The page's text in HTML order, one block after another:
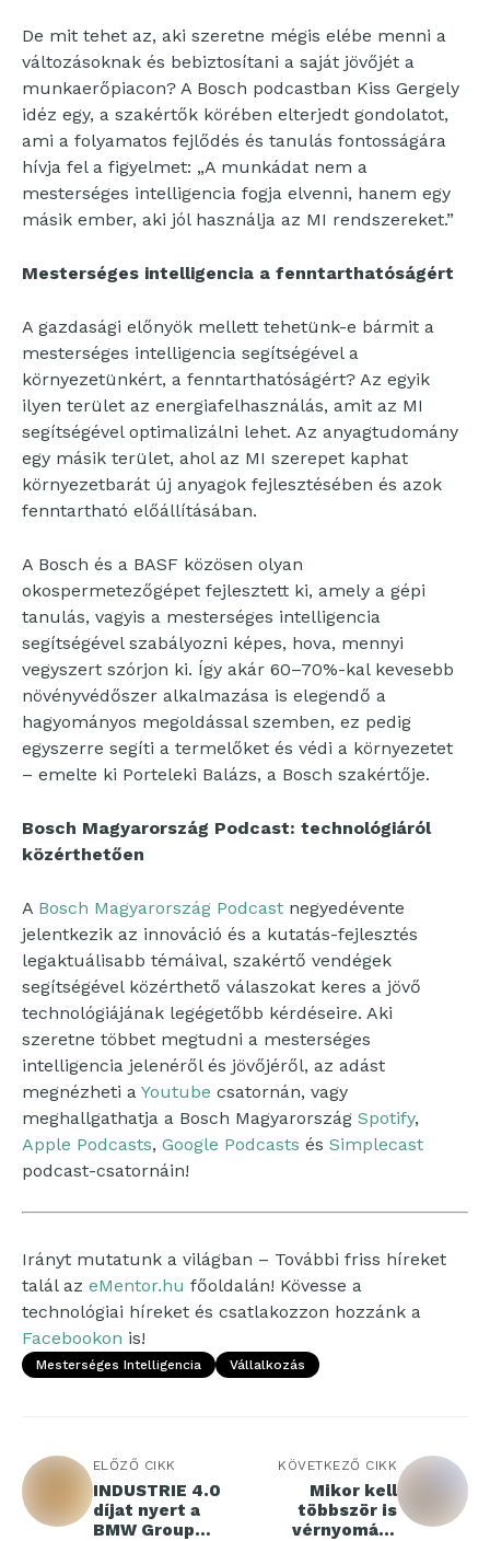
De mit tehet az, aki szeretne mégis elébe menni a
változásoknak és bebiztosítani a saját jövőjét a
munkaerőpiacon? A Bosch podcastban Kiss Gergely
idéz egy, a szakértők körében elterjedt gondolatot,
ami a folyamatos fejlődés és tanulás fontosságára
hívja fel a figyelmet: „A munkádat nem a
mesterséges intelligencia fogja elvenni, hanem egy
másik ember, aki jól használja az MI rendszereket.”
Mesterséges intelligencia a fenntarthatóságért
A gazdasági előnyök mellett tehetünk-e bármit a
mesterséges intelligencia segítségével a
környezetünkért, a fenntarthatóságért? Az egyik
ilyen terület az energiafelhasználás, amit az MI
segítségével optimalizálni lehet. Az anyagtudomány
egy másik terület, ahol az MI szerepet kaphat
környezetbarát új anyagok fejlesztésében és azok
fenntartható előállításában.
A Bosch és a BASF közösen olyan
okospermetezőgépet fejlesztett ki, amely a gépi
tanulás, vagyis a mesterséges intelligencia
segítségével szabályozni képes, hova, mennyi
vegyszert szórjon ki. Így akár 60–70%-kal kevesebb
növényvédőszer alkalmazása is elegendő a
hagyományos megoldással szemben, ez pedig
egyszerre segíti a termelőket és védi a környezetet
– emelte ki Porteleki Balázs, a Bosch szakértője.
Bosch Magyarország Podcast: technológiáról
közérthetően
A Bosch Magyarország Podcast negyedévente
jelentkezik az innováció és a kutatás-fejlesztés
legaktuálisabb témáival, szakértő vendégek
segítségével közérthető válaszokat keres a jövő
technológiájának legégetőbb kérdéseire. Aki
szeretne többet megtudni a mesterséges
intelligencia jelenéről és jövőjéről, az adást
megnézheti a Youtube csatornán, vagy
meghallgathatja a Bosch Magyarország Spotify,
Apple Podcasts, Google Podcasts és Simplecast
podcast-csatornáin!
Irányt mutatunk a világban – További friss híreket
talál az eMentor.hu főoldalán! Kövesse a
technológiai híreket és csatlakozzon hozzánk a
Facebookon is!
Mesterséges Intelligencia Vállalkozás
ELŐZŐ CIKK
INDUSTRIE 4.0
díjat nyert a
BMW Group
KÖVETKEZŐ CIKK
Mikor kell
többször is
vérnyomást